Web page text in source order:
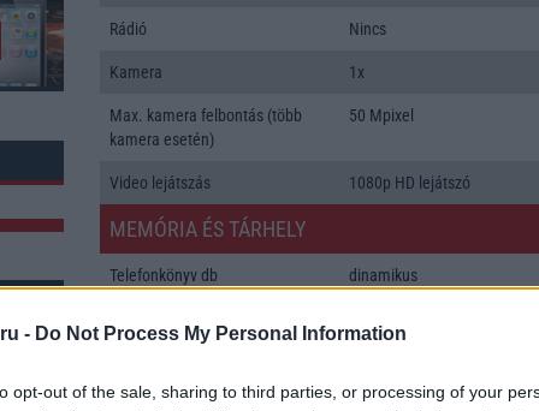
- Do Not Process My Personal Information
opt-out of the sale, sharing to third parties, or processing of your
1
Rádió Nincs
Kamera 1x
Max. kamera felbontás (több
kamera esetén)
50 Mpixel
Video lejátszás 1080p HD lejátszó
MEMÓRIA ÉS TÁRHELY
Telefonkönyv db dinamikus
Memória bővíthetőség T-Flash/microSD